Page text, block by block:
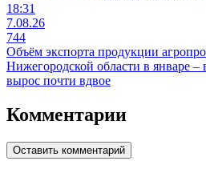
18:31
7.08.26
744
Объём экспорта продукции
Нижегородской области в январе –
вырос почти вдвое
Комментарии
Оставить комментарий